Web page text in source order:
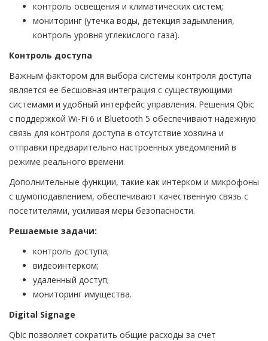
контроль освещения и климатических систем;
мониторинг (утечка воды, детекция задымления,
контроль уровня углекислого газа).
Контроль доступа
Важным фактором для выбора системы контроля доступа
является ее бесшовная интеграция с существующими
системами и удобный интерфейс управления. Решения Qbic
с поддержкой Wi-Fi 6 и Bluetooth 5 обеспечивают надежную
связь для контроля доступа в отсутствие хозяина и
отправки предварительно настроенных уведомлений в
режиме реального времени.
Дополнительные функции, такие как интерком и микрофоны
с шумоподавлением, обеспечивают качественную связь с
посетителями, усиливая меры безопасности.
Решаемые задачи:
контроль доступа;
видеоинтерком;
удаленный доступ;
мониторинг имущества.
Digital Signage
Qbic позволяет сократить общие расходы за счет